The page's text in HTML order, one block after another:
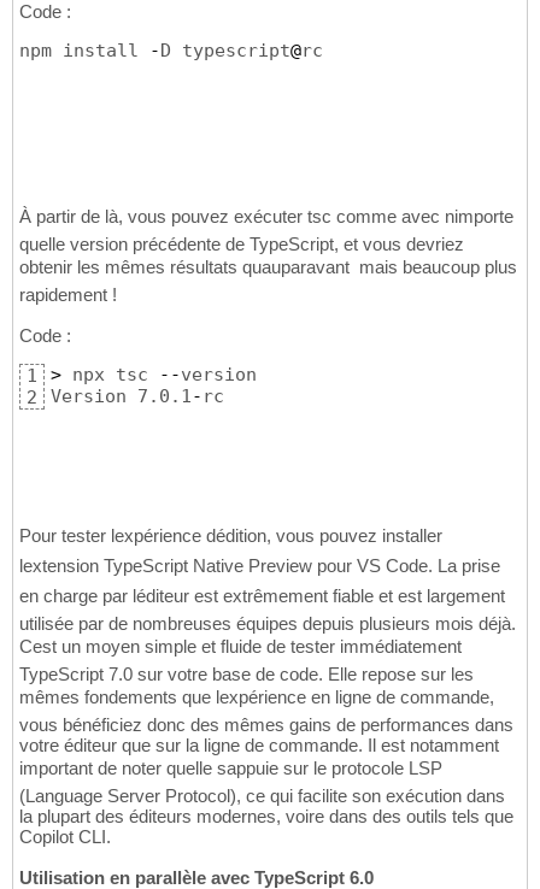
Code :
npm install - D typescript@rc
À partir de là, vous pouvez exécuter tsc comme avec nimporte
quelle version précédente de TypeScript, et vous devriez
obtenir les mêmes résultats quauparavant  mais beaucoup plus
rapidement !
Code :
1
2
> npx tsc --version
Version 7.0.1- rc
Pour tester lexpérience dédition, vous pouvez installer
lextension TypeScript Native Preview pour VS Code. La prise
en charge par léditeur est extrêmement fiable et est largement
utilisée par de nombreuses équipes depuis plusieurs mois déjà.
Cest un moyen simple et fluide de tester immédiatement
TypeScript 7.0 sur votre base de code. Elle repose sur les
mêmes fondements que lexpérience en ligne de commande,
vous bénéficiez donc des mêmes gains de performances dans
votre éditeur que sur la ligne de commande. Il est notamment
important de noter quelle sappuie sur le protocole LSP
(Language Server Protocol), ce qui facilite son exécution dans
la plupart des éditeurs modernes, voire dans des outils tels que
Copilot CLI.
Utilisation en parallèle avec TypeScript 6.0